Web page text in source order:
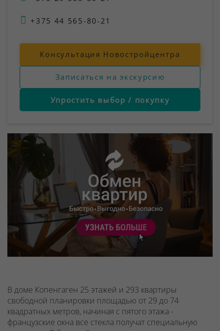
+375 44 565-80-21
Консультация Новостройцентра
Записаться на экскурсию
Упростить выбор / покупку
В доме Копенгаген 25 этажей и 293 квартиры
свободной планировки площадью от 29 до 74
квадратных метров, начиная с пятого этажа -
французские окна все стекла получат специальную